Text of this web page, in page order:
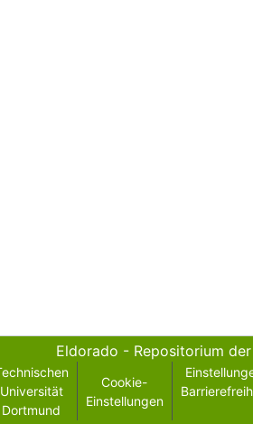
Eldorado - Repositorium
Universität
Dortmund
Cookie-
Einstellungen